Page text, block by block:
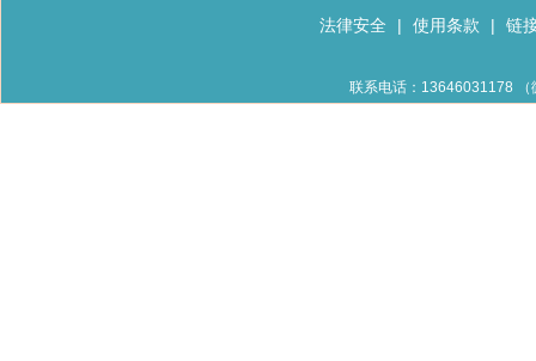
法律安全 | 使用条款 | 链
联系电话：13646031178